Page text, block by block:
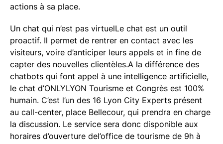
actions à sa place.
Un chat qui n’est pas virtuelLe chat est un outil
proactif. Il permet de rentrer en contact avec les
visiteurs, voire d’anticiper leurs appels et in fine de
capter des nouvelles clientèles.A la différence des
chatbots qui font appel à une intelligence artificielle,
le chat d’ONLYLYON Tourisme et Congrès est 100%
humain. C’est l’un des 16 Lyon City Experts présent
au call-center, place Bellecour, qui prendra en charge
la discussion. Le service sera donc disponible aux
horaires d’ouverture del’office de tourisme de 9h à